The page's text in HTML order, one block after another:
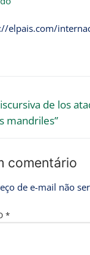
elpais.com/
de los
mandriles”
comentário
de e-mail não
*